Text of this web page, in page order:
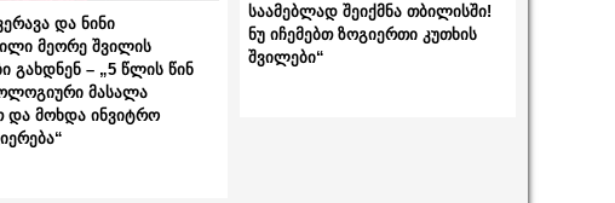
და ნინი
მეორე შვილის
გახდნენ – „5 წლის წინ
მასალა
და მოხდა ინვიტრო
საამებლად შეიქმნა თბილისში!
ნუ იჩემებთ ზოგიერთი კუთხის
შვილები“